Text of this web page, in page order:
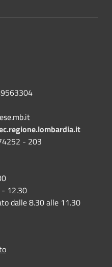
- 203
- 12.30
dalle 8.30 alle 11.30